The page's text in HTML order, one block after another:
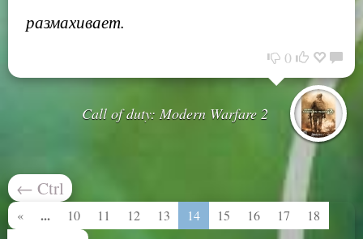
размахивает.
0
Call of duty: Modern Warfare 2
← Ctrl
« ... 10 11 12 13 14 15 16 17
18